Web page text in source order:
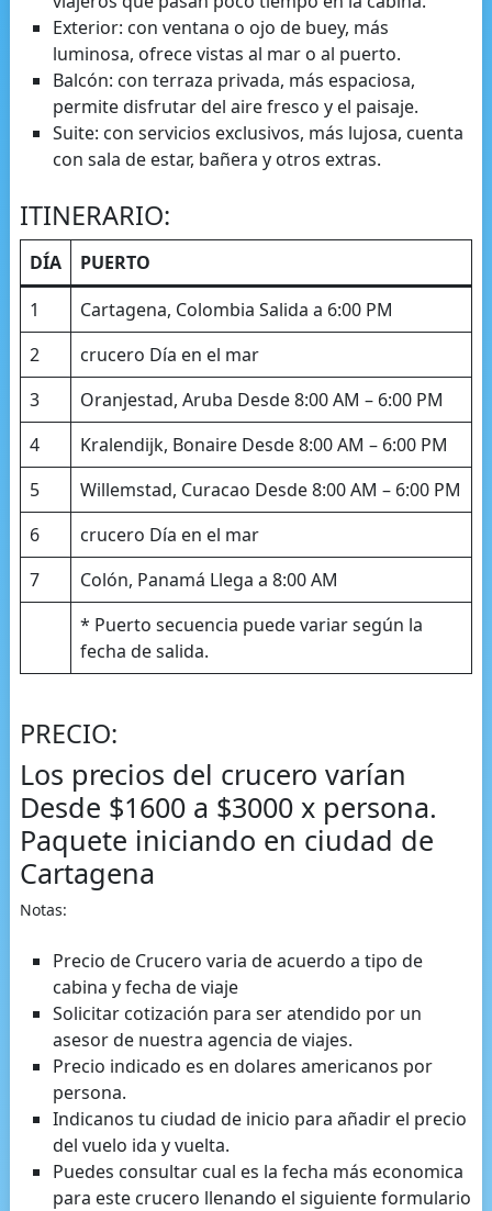
Exterior: con ventana o ojo de buey, más
luminosa, ofrece vistas al mar o al puerto.
Balcón: con terraza privada, más espaciosa,
permite disfrutar del aire fresco y el paisaje.
Suite: con servicios exclusivos, más lujosa, cuenta
con sala de estar, bañera y otros extras.
ITINERARIO:
DÍA
PUERTO
1
Cartagena, Colombia Salida a 6:00 PM
2
crucero Día en el mar
3
Oranjestad, Aruba Desde 8:00 AM – 6:00 PM
4
Kralendijk, Bonaire Desde 8:00 AM – 6:00 PM
5
Willemstad, Curacao Desde 8:00 AM – 6:00 PM
6
crucero Día en el mar
7
Colón, Panamá Llega a 8:00 AM
* Puerto secuencia puede variar según la
fecha de salida.
PRECIO:
Los precios del crucero varían
Desde $1600 a $3000 x persona.
Paquete iniciando en ciudad de
Cartagena
Notas:
Precio de Crucero varia de acuerdo a tipo de
cabina y fecha de viaje
Solicitar cotización para ser atendido por un
asesor de nuestra agencia de viajes.
Precio indicado es en dolares americanos por
persona.
Indicanos tu ciudad de inicio para añadir el precio
del vuelo ida y vuelta.
Puedes consultar cual es la fecha más economica
para este crucero llenando el siguiente formulario